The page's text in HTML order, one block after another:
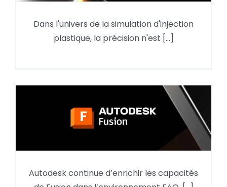
Optimiser la précision :
L’intégration des données
Dans l'univers de la simulation d'injection
plastique, la précision n'est [...]
Fusion : Nouvelle stratégie
Autodesk continue d’enrichir les capacités